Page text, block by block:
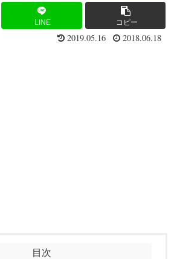
LINE コピー
2019.05.16 2018.06.18
目次